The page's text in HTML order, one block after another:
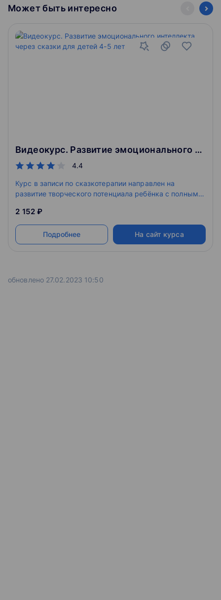
Может быть интересно
Видеокурс. Развитие эмоционального интеллекта через сказки для детей 4-5 лет
4.4
Курс в записи по сказкотерапии направлен на
развитие творческого потенциала ребёнка с полным
2 152 ₽
Подробнее На сайт курса
обновлено 27.02.2023 10:50